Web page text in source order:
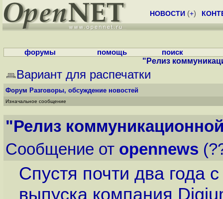
НОВОСТИ (+)
форумы помощь поиск
"Релиз
Вариант для распечатки
Форум Разговоры, обсуждение новостей
Изначальное сообщение
"Релиз
Сообщение от opennews
Спустя почти два года
выпуска компания